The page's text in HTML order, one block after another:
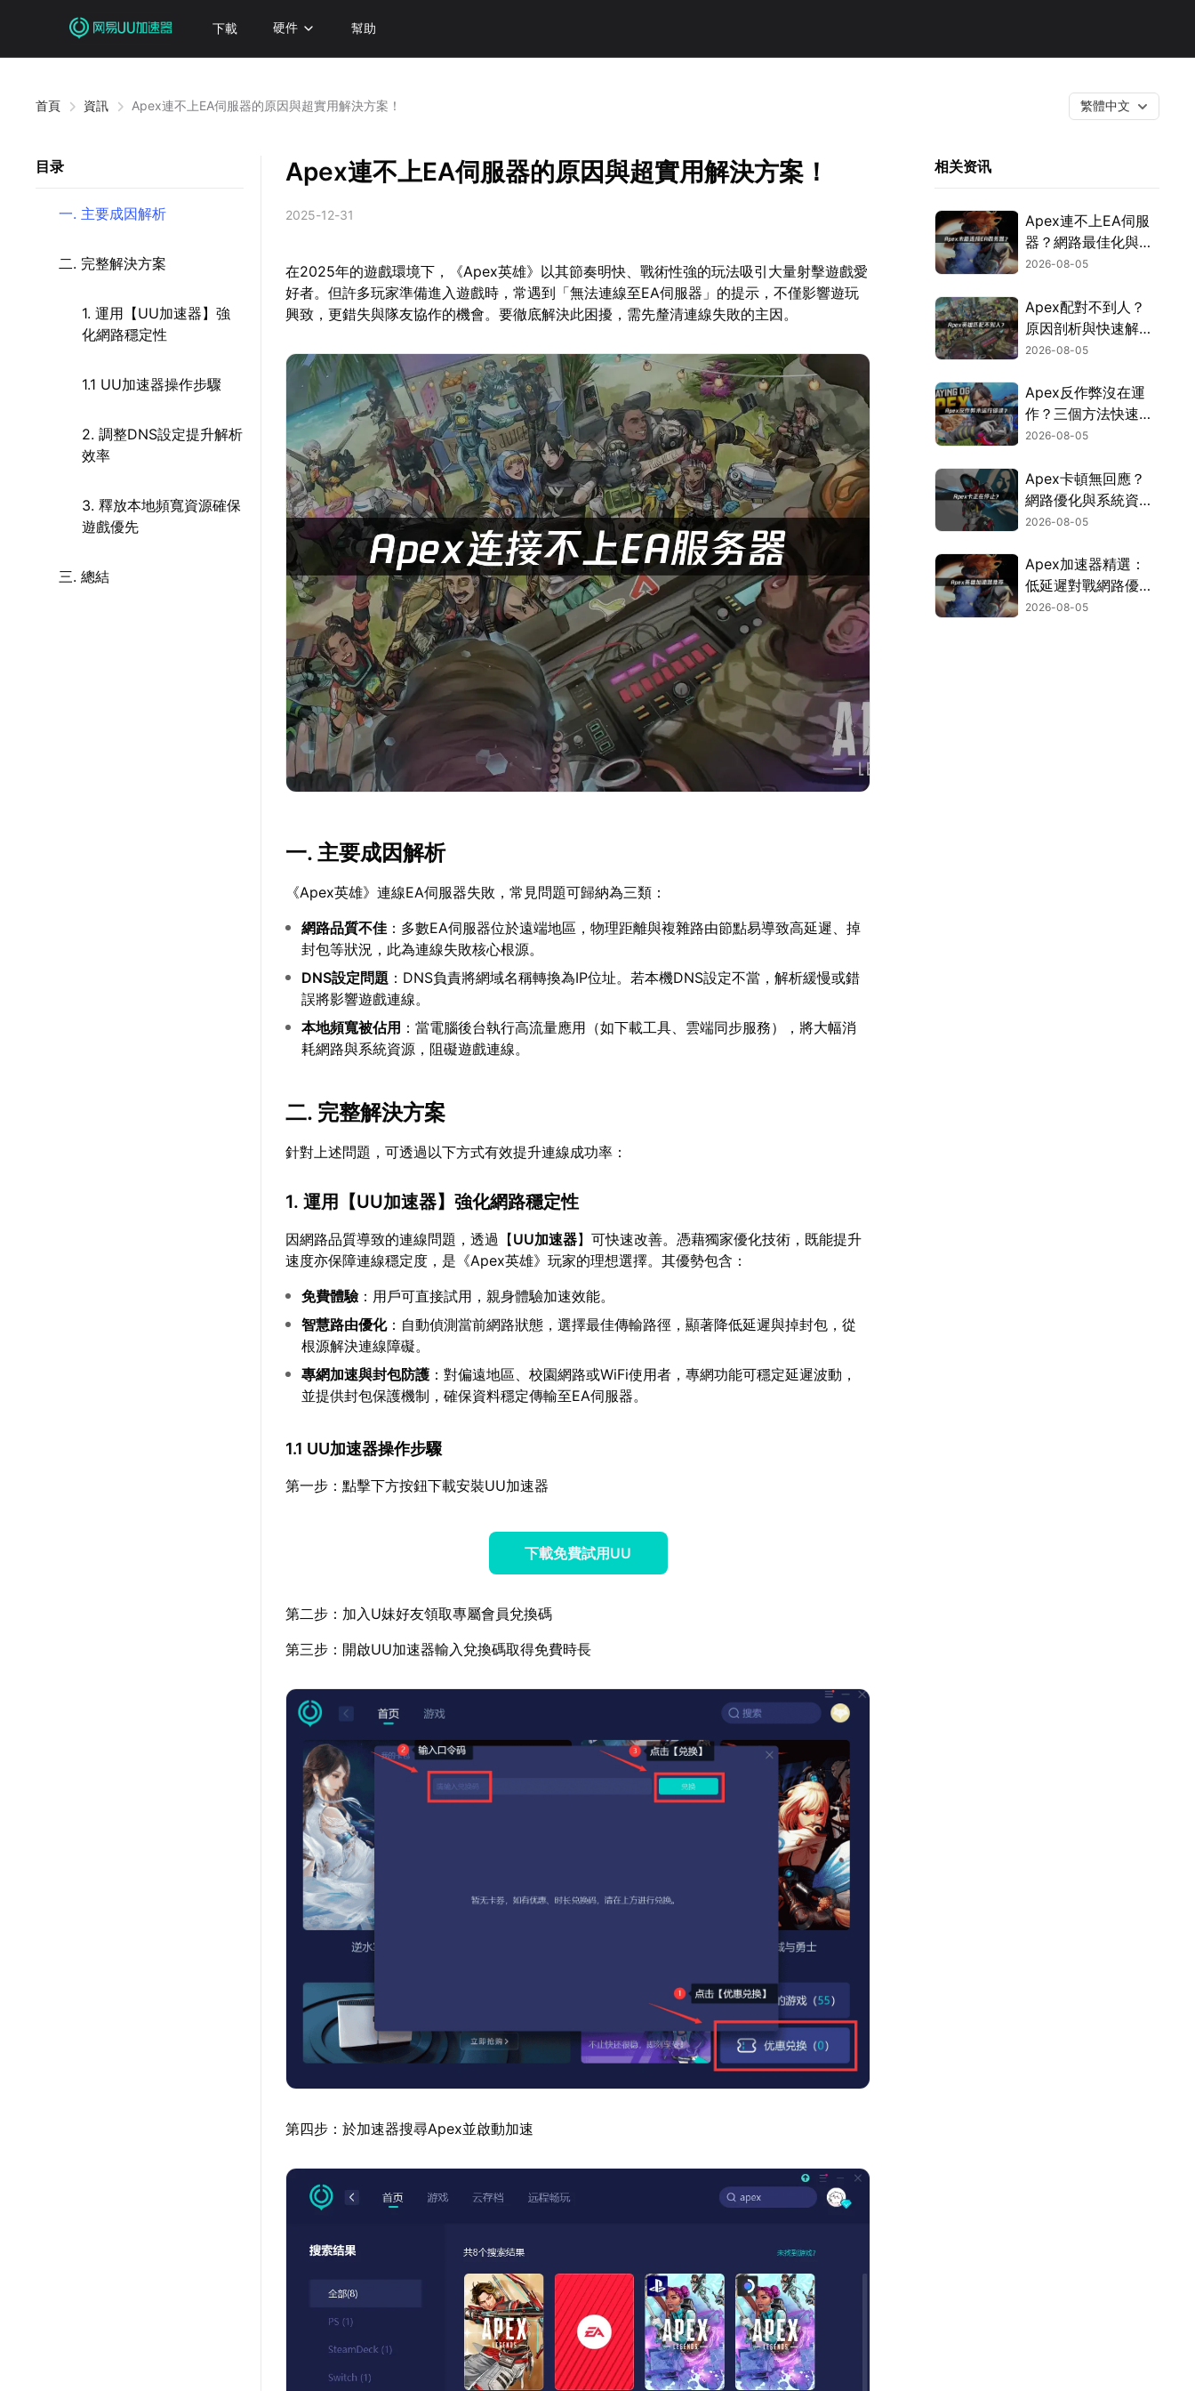
下載 硬件 幫助
首頁 資訊 Apex連不上EA伺服器的原因與超實用解決方案！ 繁體中文
目录
一. 主要成因解析
二. 完整解決方案
1. 運用【UU加速器】強
化網路穩定性
1.1 UU加速器操作步驟
2. 調整DNS設定提升解析
效率
3. 釋放本地頻寬資源確保
遊戲優先
三. 總結
Apex連不上EA伺服器的原因與超實用解決方案！
2025-12-31
在2025年的遊戲環境下，《Apex英雄》以其節奏明快、戰術性強的玩法吸引大量射擊遊戲愛
好者。但許多玩家準備進入遊戲時，常遇到「無法連線至EA伺服器」的提示，不僅影響遊玩
興致，更錯失與隊友協作的機會。要徹底解決此困擾，需先釐清連線失敗的主因。
一. 主要成因解析
《Apex英雄》連線EA伺服器失敗，常見問題可歸納為三類：
網路品質不佳 ：多數EA伺服器位於遠端地區，物理距離與複雜路由節點易導致高延遲、掉
封包等狀況，此為連線失敗核心根源。
DNS設定問題 ：DNS負責將網域名稱轉換為IP位址。若本機DNS設定不當，解析緩慢或錯
誤將影響遊戲連線。
本地頻寬被佔用 ：當電腦後台執行高流量應用（如下載工具、雲端同步服務），將大幅消
耗網路與系統資源，阻礙遊戲連線。
二. 完整解決方案
針對上述問題，可透過以下方式有效提升連線成功率：
1. 運用【UU加速器】強化網路穩定性
因網路品質導致的連線問題，透過【UU加速器】可快速改善。憑藉獨家優化技術，既能提升
速度亦保障連線穩定度，是《Apex英雄》玩家的理想選擇。其優勢包含：
免費體驗：用戶可直接試用，親身體驗加速效能。
智慧路由優化：自動偵測當前網路狀態，選擇最佳傳輸路徑，顯著降低延遲與掉封包，從
根源解決連線障礙。
專網加速與封包防護 ：對偏遠地區、校園網路或WiFi使用者，專網功能可穩定延遲波動，
並提供封包保護機制，確保資料穩定傳輸至EA伺服器。
1.1 UU加速器操作步驟
第一步：點擊下方按鈕下載安裝UU加速器
下載免費試用UU
第二步：加入U妹好友領取專屬會員兌換碼
第三步：開啟UU加速器輸入兌換碼取得免費時長
第四步：於加速器搜尋Apex並啟動加速
相关资讯
Apex連不上EA伺服
器？網路最佳化與疑
難排解全攻略！
2026-08-05
Apex配對不到人？
原因剖析與快速解決
方式！
2026-08-05
Apex反作弊沒在運
作？三個方法快速解
決！
2026-08-05
Apex卡頓無回應？
網路優化與系統資源
調校指南！
2026-08-05
Apex加速器精選：
低延遲對戰網路優化
攻略！
2026-08-05